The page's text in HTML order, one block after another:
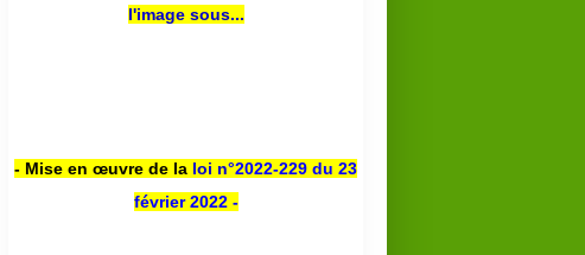
l'image sous...
- Mise en œuvre de la loi n°2022-229 du 23
février 2022 -